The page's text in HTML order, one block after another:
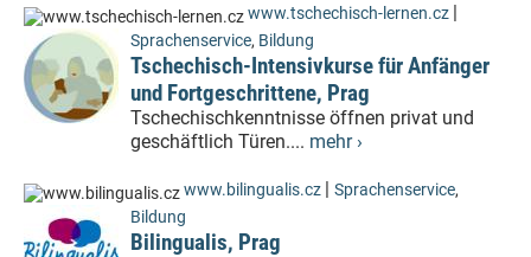
www.tschechisch-lernen.cz |
Sprachenservice, Bildung
Tschechisch-Intensivkurse für Anfänger
und Fortgeschrittene, Prag
Tschechischkenntnisse öffnen privat und
geschäftlich Türen.... mehr ›
www.bilingualis.cz | Sprachenservice,
Bildung
Bilingualis, Prag